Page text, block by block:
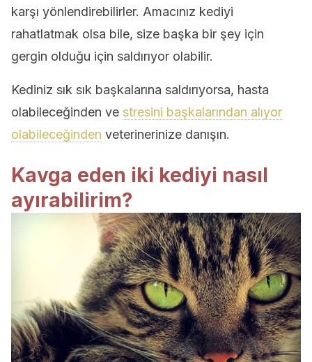
karşı yönlendirebilirler. Amacınız kediyi
rahatlatmak olsa bile, size başka bir şey için
gergin olduğu için saldırıyor olabilir.
Kediniz sık sık başkalarına saldırıyorsa, hasta
olabileceğinden ve stresini başkalarından alıyor
olabileceğinden veterinerinize danışın.
Kavga eden iki kediyi nasıl
ayırabilirim?